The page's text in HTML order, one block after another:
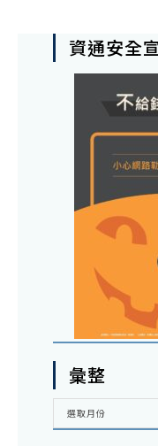
資通安全
彙整
彙
選取月份